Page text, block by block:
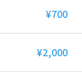
¥700
¥2,000